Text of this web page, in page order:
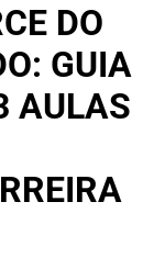
DO
GUIA
AULAS